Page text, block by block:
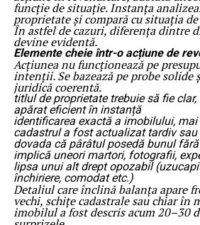
funcție de situație. Instanța
proprietate și compară cu situația
În astfel de cazuri, diferența dintre
devine evidentă.
Elemente cheie într-o acțiune de
Acțiunea nu funcționează pe
intenții. Se bazează pe probe solide
juridică coerentă.
titlul de proprietate trebuie să fie
apărat eficient în instanță
identificarea exactă a imobilului, mai
cadastrul a fost actualizat tardiv
dovada că pârâtul posedă bunul fără
implică uneori martori, fotografii,
lipsa unui alt drept opozabil
închiriere, comodat etc.)
Detaliul care înclină balanța apare
vechi, schițe cadastrale sau chiar în
imobilul a fost descris acum 20–30